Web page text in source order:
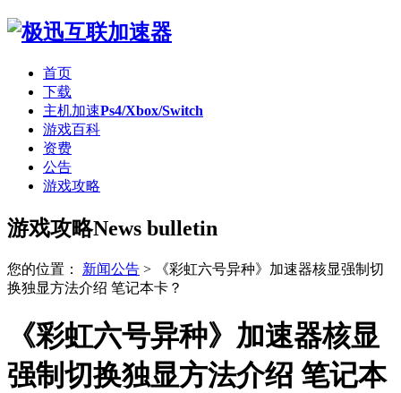
首页
下载
主机加速Ps4/Xbox/Switch
游戏百科
资费
公告
游戏攻略
游戏攻略News bulletin
您的位置： 新闻公告 >
《彩虹六号异种》加速器核显强制切
换独显方法介绍 笔记本卡？
《彩虹六号异种》加速器核显
强制切换独显方法介绍 笔记本